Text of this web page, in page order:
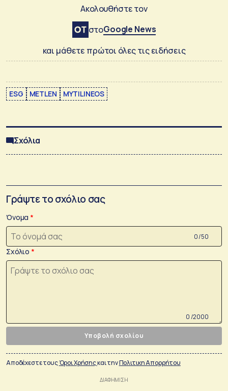
Ακολουθήστε τον
στοGoogle News
και μάθετε πρώτοι όλες τις ειδήσεις
ESG METLEN MYTILINEOS
Σχόλια
Γράψτε το σχόλιο σας
Όνομα
0 /50
Σχόλιο
0 /2000
Υποβολή σχολίου
Αποδέχεστε τουςΌροι Χρήσηςκαι τηνΠολιτικη Απορρήτου